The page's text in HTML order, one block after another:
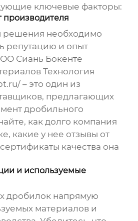
ключевые факторы:
производителя
решения необходимо
репутацию и опыт
Сиань Бокенте
Технология
– это один из
предлагающих
дробильного
как долго компания
какие у нее отзывы от
качества она
и используемые
дробилок напрямую
материалов и